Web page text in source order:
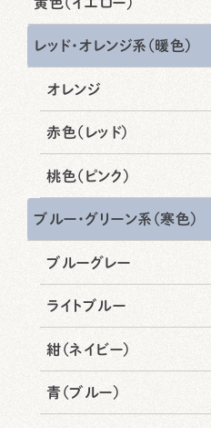
レッド・オレンジ系（暖色）
オレンジ
赤色（レッド）
桃色（ピンク）
ブルー・グリーン系（寒色）
ブルーグレー
ライトブルー
紺（ネイビー）
青（ブルー）